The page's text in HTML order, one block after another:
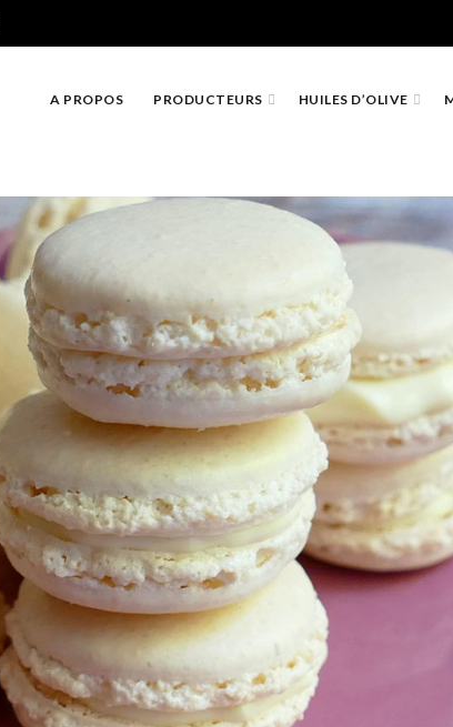
A PROPOS PRODUCTEURS HUILES D’OLIVE